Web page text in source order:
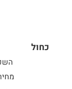
כחול
השכרה:
מחיר